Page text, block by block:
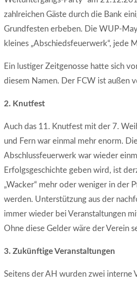
zahlreichen Gäste durch die Bank
Grundfesten erbeben. Die WUP-
kleines „Abschiedsfeuerwerk“, jede
Ein lustiger Zeitgenosse hatte sich
diesem Namen. Der FCW ist außen
2. Knutfest
Auch das 11. Knutfest mit der 7.
und Fern war einmal mehr enorm.
Abschlussfeuerwerk war wieder
Erfolgsgeschichte geben wird, ist
„Wacker“ mehr oder weniger in der
werden. Unterstützung aus der
immer wieder bei Veranstaltungen
Ohne diese Gelder wäre der Verein
3. Zukünftige Veranstaltungen
Seitens der AH wurden zwei interne